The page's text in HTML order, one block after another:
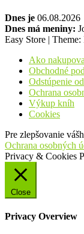
Dnes je 06.08.2026
Dnes má meniny:
Easy Store | Theme:
Ako
Obchodné
Odstúpenie
Ochrana
Výkup kníh
Cookies
Pre zlepšovanie
Ochrana osobných
Privacy & Cookies
Close
Privacy Overview